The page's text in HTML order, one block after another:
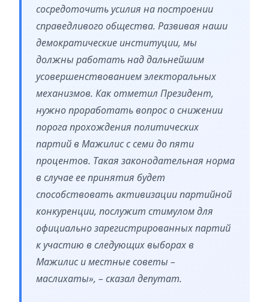
сосредоточить усилия на построении
справедливого общества. Развивая наши
демократические институции, мы
должны работать над дальнейшим
усовершенствованием электоральных
механизмов. Как отметил Президент,
нужно проработать вопрос о снижении
порога прохождения политических
партий в Мажилис с семи до пяти
процентов. Такая законодательная норма
в случае ее принятия будет
способствовать активизации партийной
конкуренции, послужит стимулом для
официально зарегистрированных партий
к участию в следующих выборах в
Мажилис и местные советы –
маслихаты», – сказал депутат.